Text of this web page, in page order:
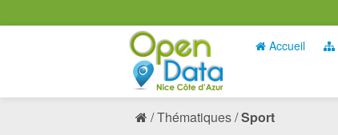
Accueil
Thématiques Sport